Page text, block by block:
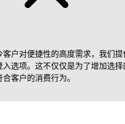
户对便捷性的高度需求，我们提
选项。这不仅仅是为了增加选择
客户的消费行为。